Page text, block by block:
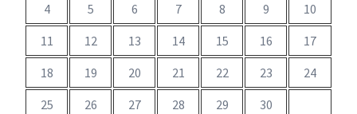
4
5 6 7 8 9
10
11
12 13 14 15 16
17
18
19 20 21 22 23
24
25
26 27 28 29
30